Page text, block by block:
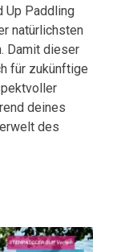
Up Paddling
natürlichsten
Damit dieser
für zukünftige
deines
des